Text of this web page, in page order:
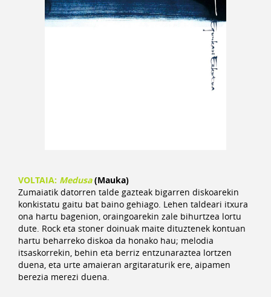
VOLTAIA: Medusa(Mauka)
Zumaiatik datorren talde gazteak bigarren diskoarekin
konkistatu gaitu bat baino gehiago. Lehen taldeari itxura
ona hartu bagenion, oraingoarekin zale bihurtzea lortu
dute. Rock eta stoner doinuak maite dituztenek kontuan
hartu beharreko diskoa da honako hau; melodia
itsaskorrekin, behin eta berriz entzunaraztea lortzen
duena, eta urte amaieran argitaraturik ere, aipamen
berezia merezi duena.